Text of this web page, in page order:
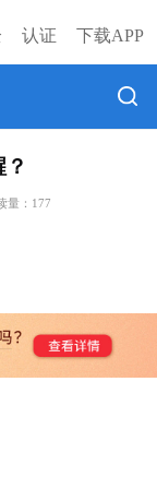
认证 下载APP
量： 177